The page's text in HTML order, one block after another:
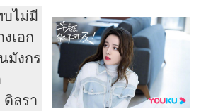
ไม่มี
เอก
มังกร
ลรา